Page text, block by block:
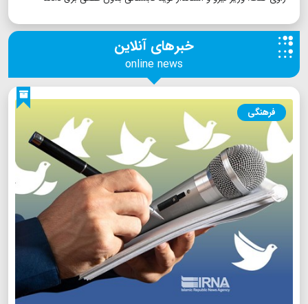
خبرهای آنلاین
online news
فرهنگی